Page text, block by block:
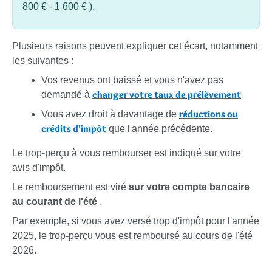
800 € - 1 600 € ).
Plusieurs raisons peuvent expliquer cet écart, notamment
les suivantes :
Vos revenus ont baissé et vous n'avez pas
demandé à changer votre taux de prélèvement
Vous avez droit à davantage de réductions ou
crédits d'impôt que l'année précédente.
Le trop-perçu à vous rembourser est indiqué sur votre
avis d'impôt.
Le remboursement est viré sur votre compte bancaire
au courant de l'été .
Par exemple, si vous avez versé trop d'impôt pour l'année
2025, le trop-perçu vous est remboursé au cours de l'été
2026.